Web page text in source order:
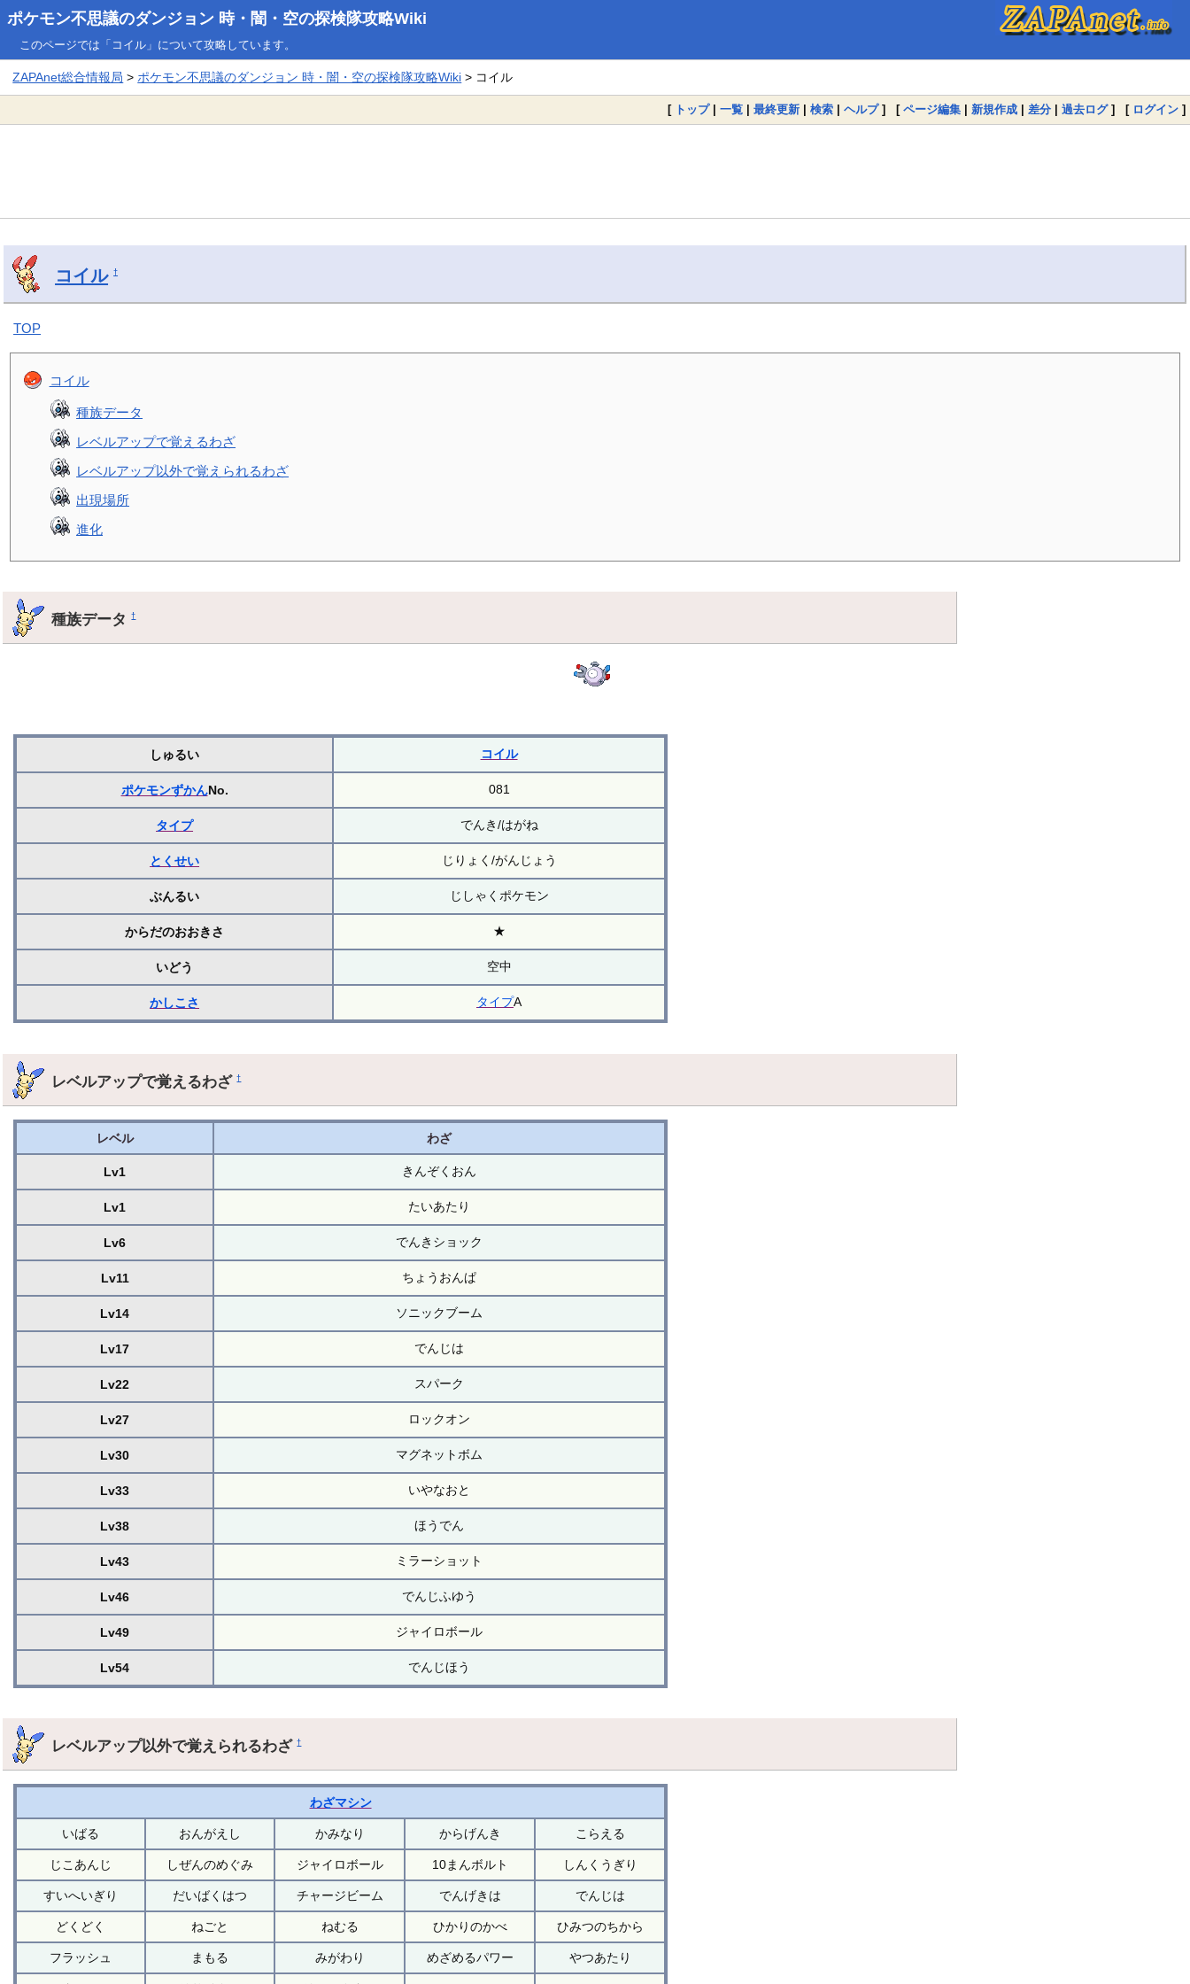
ポケモン不思議のダンジョン 時・闇・空の探検隊攻略Wiki
このページでは「コイル」について攻略しています。
ZAPAnet総合情報局 >ポケモン不思議のダンジョン 時・闇・空の探検隊攻略Wiki > コイル
[ トップ| 一覧 | 最終更新 | 検索 | ヘルプ] [ ページ編集 | 新規作成 | 差分 | 過去ログ] [ ログイン ]
コイル †
TOP
コイル
種族データ
レベルアップで覚えるわざ
レベルアップ以外で覚えられるわざ
出現場所
進化
種族データ†
しゅるい コイル
ポケモンずかんNo. 081
タイプ でんき/はがね
とくせい じりょく/がんじょう
ぶんるい じしゃくポケモン
からだのおおきさ ★
いどう 空中
かしこさ タイプA
レベルアップで覚えるわざ†
レベル わざ
Lv1 きんぞくおん
Lv1 たいあたり
Lv6 でんきショック
Lv11 ちょうおんぱ
Lv14 ソニックブーム
Lv17 でんじは
Lv22 スパーク
Lv27 ロックオン
Lv30 マグネットボム
Lv33 いやなおと
Lv38 ほうでん
Lv43 ミラーショット
Lv46 でんじふゆう
Lv49 ジャイロボール
Lv54 でんじほう
レベルアップ以外で覚えられるわざ†
わざマシン
いばる おんがえし かみなり からげんき こらえる
じこあんじ しぜんのめぐみ ジャイロボール 10まんボルト しんくうぎり
すいへいぎり だいばくはつ チャージビーム でんげきは でんじは
どくどく ねごと ねむる ひかりのかべ ひみつのちから
フラッシュ まもる みがわり めざめるパワー やつあたり